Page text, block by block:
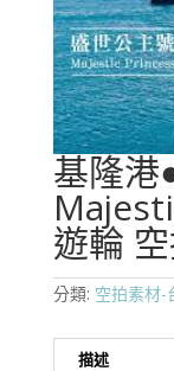
基隆港
遊輪
分類: 空拍素材-
描述